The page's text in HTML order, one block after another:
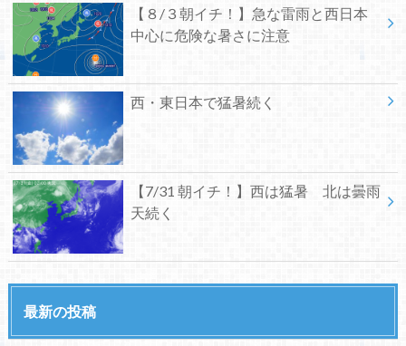
【８/３朝イチ！】急な雷雨と西日本
中心に危険な暑さに注意
西・東日本で猛暑続く
【7/31 朝イチ！】西は猛暑 北は曇雨
天続く
最新の投稿